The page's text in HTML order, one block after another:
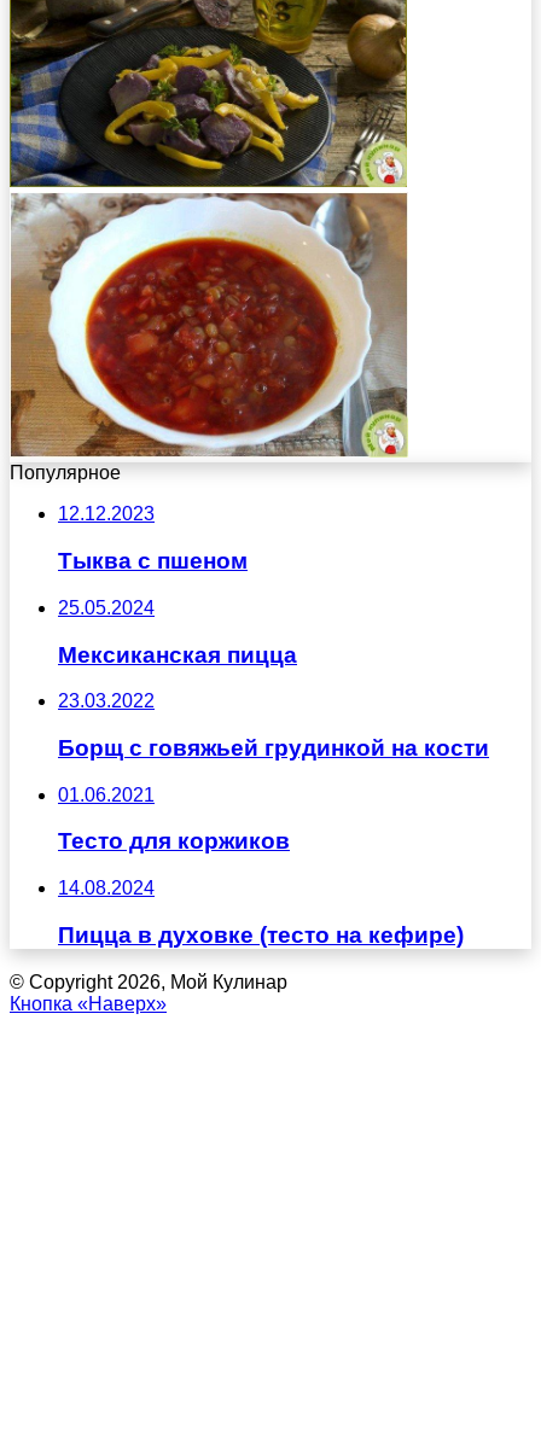
Популярное
12.12.2023
Тыква с пшеном
25.05.2024
Мексиканская пицца
23.03.2022
Борщ с говяжьей грудинкой на кости
01.06.2021
Тесто для коржиков
14.08.2024
Пицца в духовке (тесто на кефире)
© Copyright 2026, Мой Кулинар
Кнопка «Наверх»